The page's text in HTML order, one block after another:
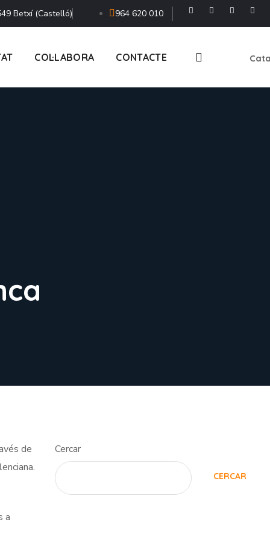
Betxí (Castelló) 964 620 010
COL·LABORA CONTACTE
de
a
Cercar
CERCAR